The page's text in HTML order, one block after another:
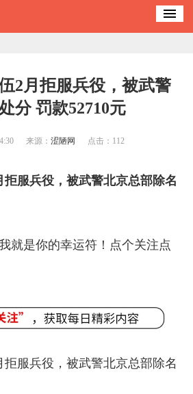
2月拒服兵役，被武警
分 罚款52710元
来源： 涩陋网 点击： 112
拒服兵役，被武警北京总部除名
就是你的幸运符！点个关注点
拒服兵役，被武警北京总部除名